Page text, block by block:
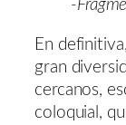
-
En
gran
cercanos,
coloquial,